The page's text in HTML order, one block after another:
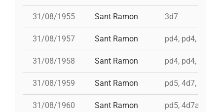
31/08/1955 Sant Ramon 3d7
31/08/1957 Sant Ramon pd4, pd4, pd4,
31/08/1958 Sant Ramon pd4, pd4, pd5,
31/08/1959 Sant Ramon pd5, 4d7, 3d7
31/08/1960 Sant Ramon pd5, 4d7a, i